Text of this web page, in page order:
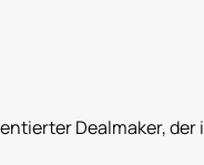
Dealmaker,